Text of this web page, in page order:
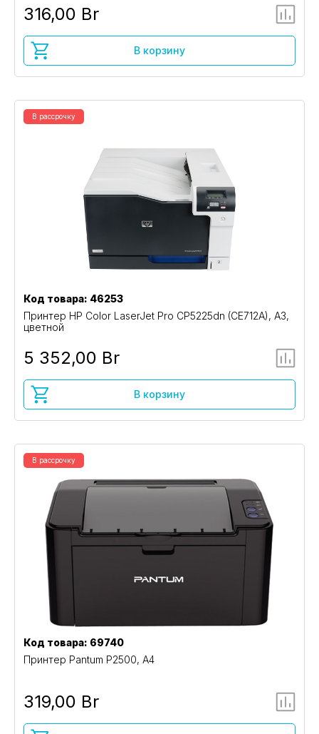
316,00 Br
В корзину
В рассрочку
Код товара: 46253
Принтер HP Color LaserJet Pro CP5225dn (CE712A), A3,
цветной
5 352,00 Br
В корзину
В рассрочку
Код товара: 69740
Принтер Pantum P2500, A4
319,00 Br